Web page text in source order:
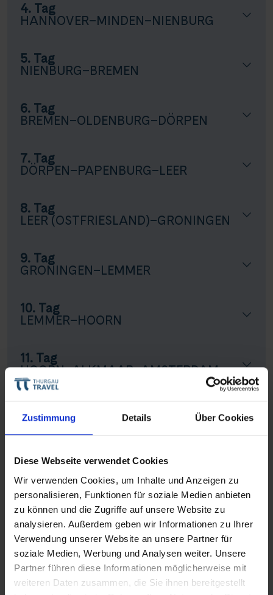
Zustimmung Details Über Cookies
Diese Webseite verwendet Cookies
Wir verwenden Cookies, um Inhalte und Anzeigen zu
personalisieren, Funktionen für soziale Medien anbieten
zu können und die Zugriffe auf unsere Website zu
analysieren. Außerdem geben wir Informationen zu Ihrer
Verwendung unserer Website an unsere Partner für
soziale Medien, Werbung und Analysen weiter. Unsere
Partner führen diese Informationen möglicherweise mit
weiteren Daten zusammen, die Sie ihnen bereitgestellt
Teile diese Reise
Weltstadt-Flair, Weser & Windmühlen
4. Tag
HANNOVER–MINDEN–NIENBURG
5. Tag
NIENBURG–BREMEN
6. Tag
BREMEN–OLDENBURG–DÖRPEN
7. Tag
DÖRPEN–PAPENBURG–LEER
8. Tag
LEER (OSTFRIESLAND)–GRONINGEN
9. Tag
GRONINGEN–LEMMER
10. Tag
LEMMER–HOORN
11. Tag
HOORN–ALKMAAR–AMSTERDAM
AMSTERDAM
Teilnehmerzahl: mind. 72 Personen
(2) Fak. Ausflug nur an Bord buchbar|
(3) Alternativer Ausflug an Bord buchbar|
Wegen niedrigen Brückenhöhen kann das Sonnendeck auf
einigen Kanalabschnitten nur eingeschränkt genutzt werden
*Preis pro Strecke
Reisevarianten